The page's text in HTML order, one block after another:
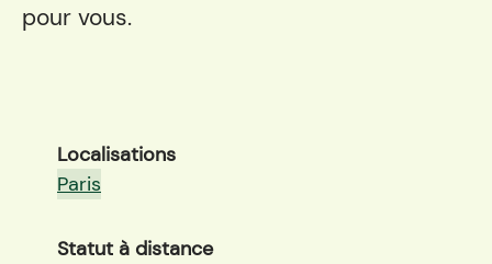
pour vous.
Localisations
Paris
Statut à distance